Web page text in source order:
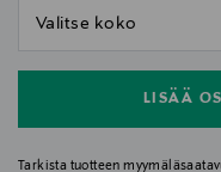
LISÄÄ
Tarkista tuotteen